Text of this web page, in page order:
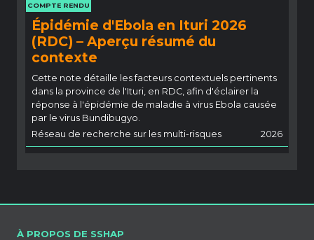
COMPTE RENDU
Épidémie d'Ebola en Ituri 2026
(RDC) – Aperçu résumé du
contexte
Cette note détaille les facteurs contextuels pertinents
dans la province de l'Ituri, en RDC, afin d'éclairer la
réponse à l'épidémie de maladie à virus Ebola causée
par le virus Bundibugyo.
Réseau de recherche sur les multi-risques
2026
À PROPOS DE SSHAP